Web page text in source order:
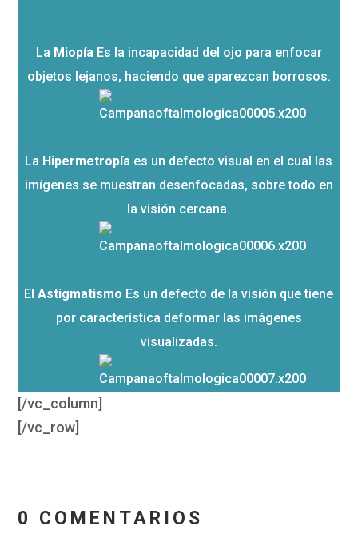
La MiopíaEs la incapacidad del ojo para enfocar
objetos lejanos, haciendo que aparezcan borrosos.
La Hipermetropía es un defecto visual en el cual las
imígenes se muestran desenfocadas, sobre todo en
la visión cercana.
ElAstigmatismo Es un defecto de la visión que tiene
por característica deformar las imágenes
visualizadas.
[/vc_column]
[/vc_row]
0 COMENTARIOS